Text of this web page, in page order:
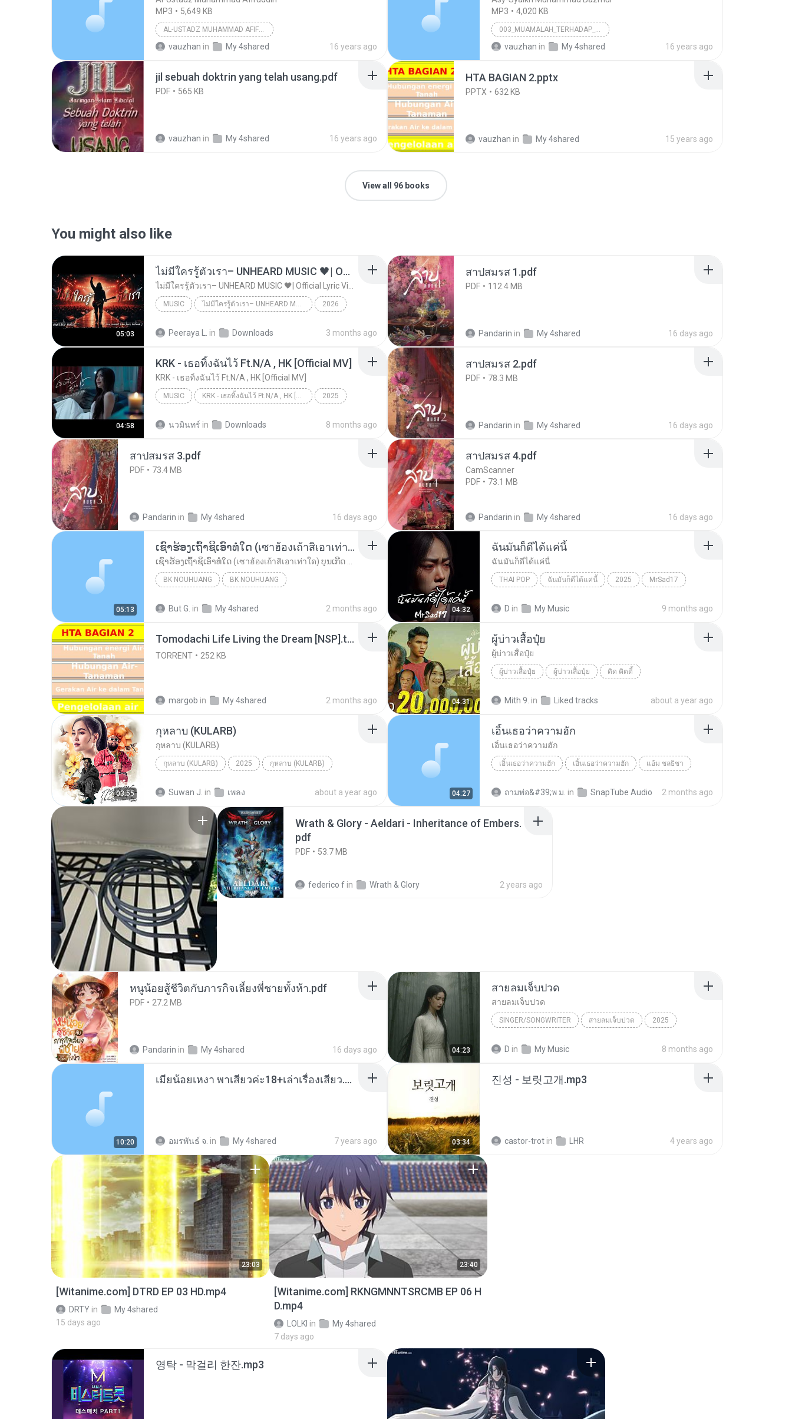
MP3
5,649 KB
AL-USTADZ MUHAMMAD AFIFUDDIN
001_Tausiyah_Shubuh.mp3
vauzhan in My 4shared 16 years ago
MP3
4,020 KB
003_MUAMALAH_TERHADAP_SESAMA_MUSLIM_04
Asy-Syaikh Muhammad Bazmul
vauzhan in My 4shared 16 years ago
jil sebuah doktrin yang telah usang.pdf
PDF 565 KB
vauzhan in My 4shared 16 years ago
HTA BAGIAN 2.pptx
PPTX 632 KB
vauzhan in My 4shared 15 years ago
View all 96 books
You might also like
05:03
ไม่มีใครรู้ตัวเรา– UNHEARD MUSIC 🖤| Official Lyric Video | เพลงสู้ชีวิต
MUSIC ไม่มีใครรู้ตัวเรา– UNHEARD MUSIC 🖤| Official Lyric Video | เพลงสู้ชีวิต 2026
Peeraya L. in Downloads 3 months ago
สาปสมรส 1.pdf
PDF 112.4 MB
Pandarin in My 4shared 16 days ago
04:58
KRK - เธอทิ้งฉันไว้ Ft.N/A , HK [Official MV]
KRK - เธอทิ้งฉันไว้ Ft.N/A , HK [Official MV]
MUSIC KRK - เธอทิ้งฉันไว้ Ft.N/A , HK [Official MV] 2025
นวมินทร์ in Downloads 8 months ago
สาปสมรส 2.pdf
PDF 78.3 MB
Pandarin in My 4shared 16 days ago
สาปสมรส 3.pdf
PDF 73.4 MB
Pandarin in My 4shared 16 days ago
สาปสมรส 4.pdf
CamScanner
PDF
73.1 MB
Pandarin in My 4shared 16 days ago
05:13
ເຊົາຮ້ອງເຖົ້າຊິເອົາທໍ່ໃດ (เซาฮ้องเถ้าสิเอาเท่าใด) ບຸນເກີດ ຫນູຫ່ວງ ft. ໂສພາ ຈຸນທະລາ
BK NOUHUANG BK NOUHUANG
But G. in My 4shared 2 months ago 04:32
ฉันมันก็ดีได้แค่นี้
ฉันมันก็ดีได้แค่นี้
THAI POP ฉันมันก็ดีได้แค่นี้ 2025 MrSad17
D in My Music 9 months ago
Tomodachi Life Living the Dream [NSP].torrent
TORRENT 252 KB
margob in My 4shared 2 months ago 04:31
ผู้บ่าวเสื้อปุ๋ย
ผู้บ่าวเสื้อปุ๋ย
ผู้บ่าวเสื้อปุ๋ย ผู้บ่าวเสื้อปุ๋ย ดิด คิตตี้
Mith 9. in Liked tracks about a year ago
03:55
กุหลาบ (KULARB)
กุหลาบ (KULARB)
กุหลาบ (KULARB) 2025 กุหลาบ (KULARB)
Suwan J. in เพลง about a year ago 04:27
เอิ้นเธอว่าความฮัก
เอิ้นเธอว่าความฮัก
เอิ้นเธอว่าความฮัก เอิ้นเธอว่าความฮัก แอ้ม ชลธิชา
ถามพ่อ&#39;พ ม. in SnapTube Audio 2 months ago
Wrath & Glory - Aeldari - Inheritance of Embers.
pdf
PDF 53.7 MB
federico f in Wrath & Glory 2 years ago
หนูน้อยสู้ชีวิตกับภารกิจเลี้ยงพี่ชายทั้งห้า.pdf
PDF 27.2 MB
Pandarin in My 4shared 16 days ago 04:23
สายลมเจ็บปวด
สายลมเจ็บปวด
SINGER/SONGWRITER สายลมเจ็บปวด 2025
D in My Music 8 months ago
10:20
เมียน้อยเหงา พาเสียวค่ะ18+เล่าเรื่องเสียว.mp3
อมรพันธ์ จ. in My 4shared 7 years ago 03:34
진성 - 보릿고개.mp3
castor-trot in LHR 4 years ago
23:03
[Witanime.com] DTRD EP 03 HD.mp4
DRTY in
My 4shared
15 days ago
23:40
[Witanime.com] RKNGMNNTSRCMB EP 06 H
D.mp4
LOLKI in
My 4shared
7 days ago
영탁 - 막걸리 한잔.mp3